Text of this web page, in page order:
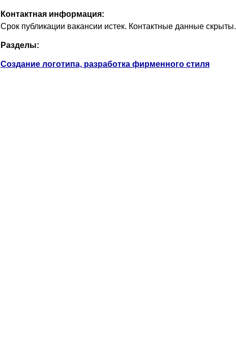
Контактная информация:
Срок публикации вакансии истек. Контактные данные скрыты.
Разделы:
Создание логотипа, разработка фирменного стиля